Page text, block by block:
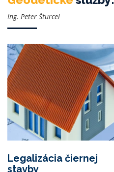
Ing. Peter Šturcel
Legalizácia čiernej
stavby